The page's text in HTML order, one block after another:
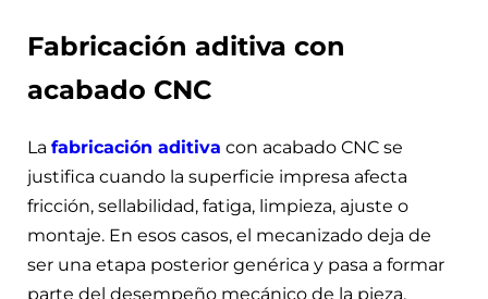
Fabricación aditiva con
acabado CNC
La fabricación aditiva con acabado CNC se
justifica cuando la superficie impresa afecta
fricción, sellabilidad, fatiga, limpieza, ajuste o
montaje. En esos casos, el mecanizado deja de
ser una etapa posterior genérica y pasa a formar
parte del desempeño mecánico de la pieza.